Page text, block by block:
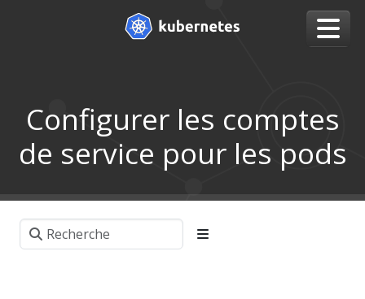
Configurer les comptes
de service pour les pods